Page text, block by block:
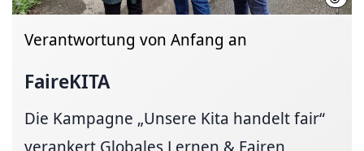
Verantwortung von Anfang an
FaireKITA
Die Kampagne „Unsere Kita handelt fair“
verankert Globales Lernen & Fairen